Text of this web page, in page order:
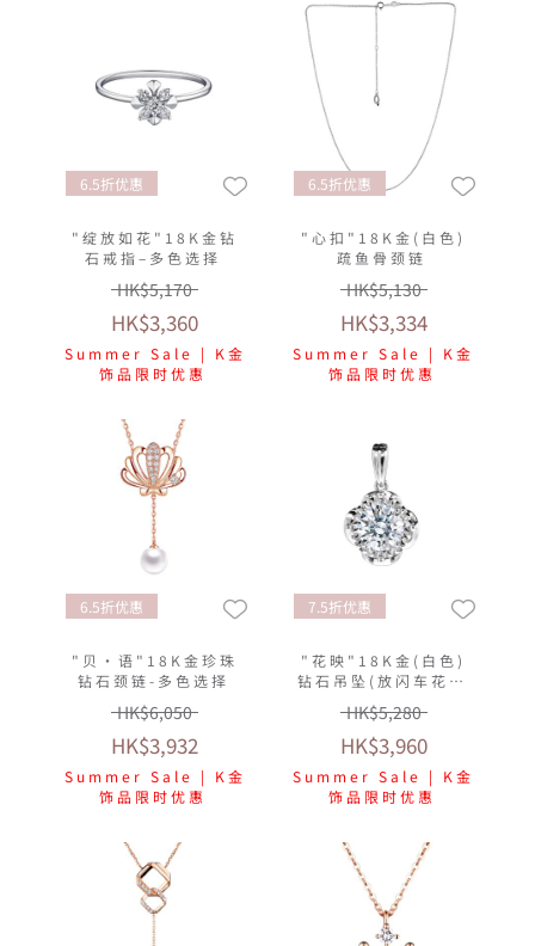
6.5折优惠
"绽放如花"18K金钻
石戒指–多色选择
HK$5,170
HK$3,360
Summer Sale | K金
饰品限时优惠
6.5折优惠
"心扣"18K金(白色)
疏鱼骨颈链
HK$5,130
HK$3,334
Summer Sale | K金
饰品限时优惠
6.5折优惠
"贝‧语"18K金珍珠
钻石颈链-多色选择
HK$6,050
HK$3,932
Summer Sale | K金
饰品限时优惠
7.5折优惠
"花映"18K金(白色)
钻石吊坠(放闪车花工
艺)
HK$5,280
HK$3,960
Summer Sale | K金
饰品限时优惠